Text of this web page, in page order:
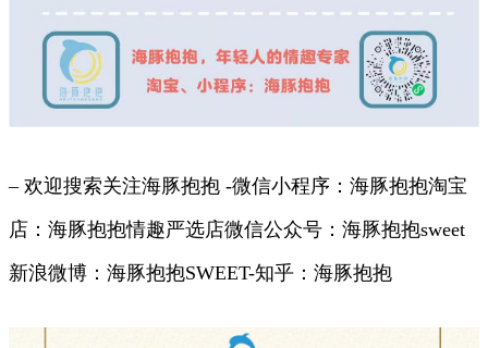
– 欢迎搜索关注海豚抱抱 -微信小程序：海豚抱抱淘宝
店：海豚抱抱情趣严选店微信公众号：海豚抱抱sweet
新浪微博：海豚抱抱SWEET-知乎：海豚抱抱